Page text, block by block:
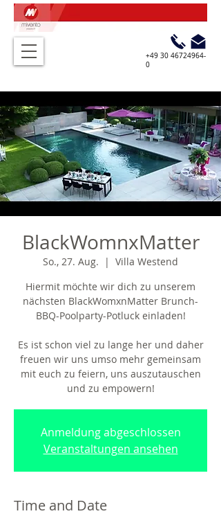
+49 30 46724964-
0
BlackWomnxMatter
So., 27. Aug.
  |
Villa Westend
Hiermit möchte wir dich zu unserem
nächsten BlackWomxnMatter Brunch-
BBQ-Poolparty-Potluck einladen!
Es ist schon viel zu lange her und daher
freuen wir uns umso mehr gemeinsam
mit euch zu feiern, uns auszutauschen
und zu empowern!
Anmeldung abgeschlossen
Veranstaltungen ansehen
Time and Date